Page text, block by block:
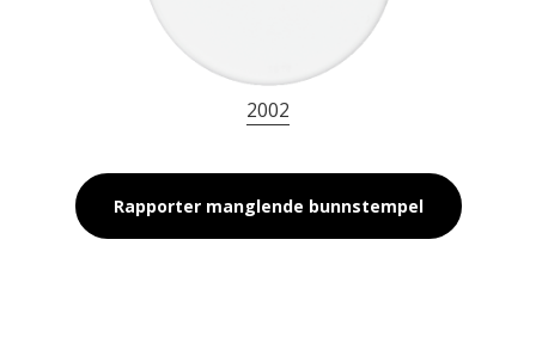
2002
Rapporter manglende bunnstempel